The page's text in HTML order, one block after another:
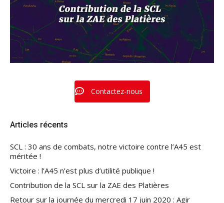
Contactez-nous
Articles récents
SCL : 30 ans de combats, notre victoire contre l’A45 est
méritée !
Victoire : l’A45 n’est plus d’utilité publique !
Contribution de la SCL sur la ZAE des Platières
Retour sur la journée du mercredi 17 juin 2020 : Agir